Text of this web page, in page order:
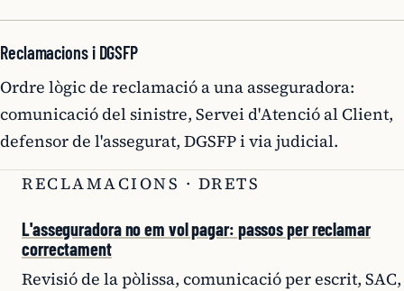
Reclamacions i DGSFP
Ordre lògic de reclamació a una asseguradora:
comunicació del sinistre, Servei d'Atenció al Client,
defensor de l'assegurat, DGSFP i via judicial.
RECLAMACIONS · DRETS
L'asseguradora no em vol pagar: passos per reclamar
correctament
Revisió de la pòlissa, comunicació per escrit, SAC,